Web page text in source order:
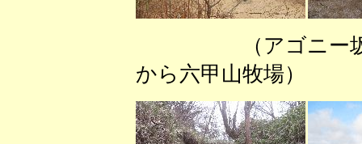
（アゴニー
から六甲山牧場